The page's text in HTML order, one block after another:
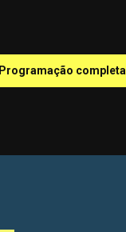
Programação completa